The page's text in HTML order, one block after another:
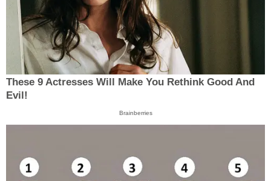
These 9 Actresses Will Make You Rethink Good And
Evil!
Brainberries